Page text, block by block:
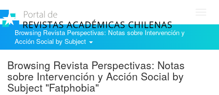
Browsing Revista Perspectivas: Notas sobre Intervención y
Acción Social by Subject
Browsing Revista Perspectivas: Notas
sobre Intervención y Acción Social by
Subject "Fatphobia"